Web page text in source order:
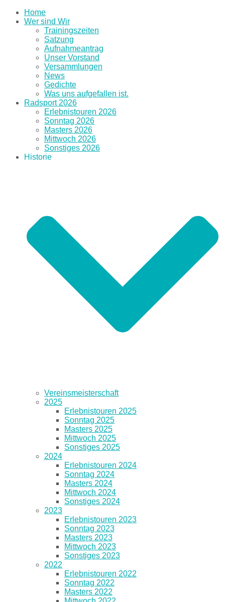
Home
Wer sind Wir
Trainingszeiten
Satzung
Aufnahmeantrag
Unser Vorstand
Versammlungen
News
Gedichte
Was uns aufgefallen ist.
Radsport 2026
Erlebnistouren 2026
Sonntag 2026
Masters 2026
Mittwoch 2026
Sonstiges 2026
Historie
Vereinsmeisterschaft
2025
Erlebnistouren 2025
Sonntag 2025
Masters 2025
Mittwoch 2025
Sonstiges 2025
2024
Erlebnistouren 2024
Sonntag 2024
Masters 2024
Mittwoch 2024
Sonstiges 2024
2023
Erlebnistouren 2023
Sonntag 2023
Masters 2023
Mittwoch 2023
Sonstiges 2023
2022
Erlebnistouren 2022
Sonntag 2022
Masters 2022